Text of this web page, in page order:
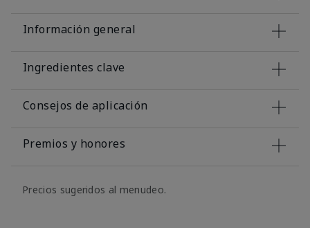
Información general
Ingredientes clave
Consejos de aplicación
Premios y honores
Precios sugeridos al menudeo.